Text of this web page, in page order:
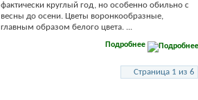
фактически круглый год, но особенно обильно с
весны до осени. Цветы воронкообразные,
главным образом белого цвета. ...
Подробнее
Страница 1 из 6